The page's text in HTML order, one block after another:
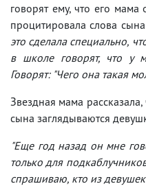
говорят ему, что его мама
процитировала слова
это сделала специально,
в школе говорят, что у
Говорят: "Чего она такая
Звездная мама
сына заглядываются
"Еще год назад он мне
только для
спрашиваю, кто из